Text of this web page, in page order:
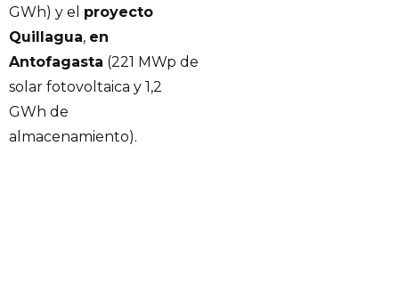
GWh) y el proyecto
Quillagua, en
Antofagasta (221 MWp de
solar fotovoltaica y 1,2
GWh de
almacenamiento).